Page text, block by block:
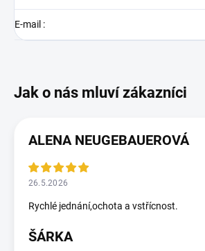
E-mail :
ALENA NEUGEBAUEROVÁ
26.5.2026
Rychlé jednání,ochota a vstřícnost.
ŠÁRKA